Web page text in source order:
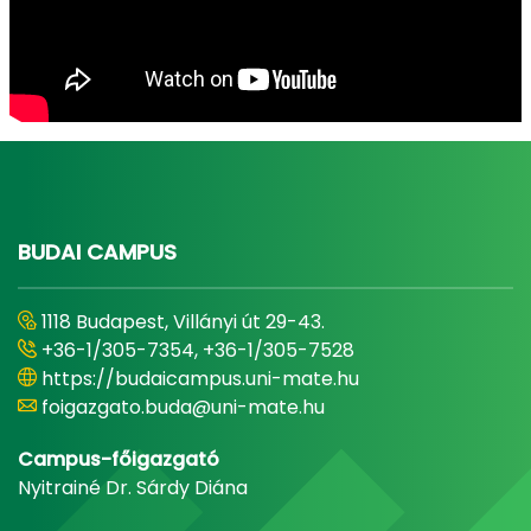
BUDAI CAMPUS
1118 Budapest, Villányi út 29-43.
+36-1/305-7354, +36-1/305-7528
https://budaicampus.uni-mate.hu
foigazgato.buda@uni-mate.hu
Campus-főigazgató
Nyitrainé Dr. Sárdy Diána